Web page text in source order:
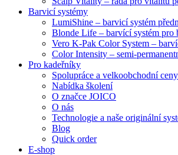
Barvicí systémy
LumiShine – barvicí systém
Blonde Life – barvící systém pro
Vero K-Pak Color System –
Color Intensity – semi-
Pro kadeřníky
Spolupráce a velkoobchodní ceny
Nabídka školení
O značce JOICO
O nás
Technologie a naše originální
Blog
Quick order
E-shop